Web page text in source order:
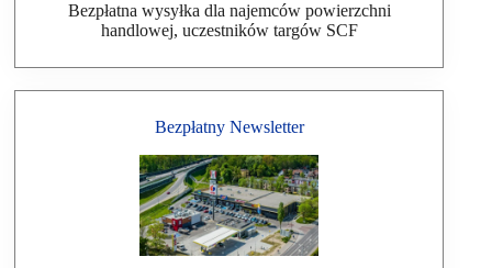
Bezpłatna wysyłka dla najemców powierzchni
handlowej, uczestników targów SCF
Bezpłatny Newsletter